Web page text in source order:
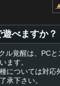
べますか？
ル覚醒は、PCと
ます。
については対応
承下さい。